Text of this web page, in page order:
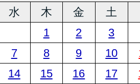
水 木 金 土
1
2
3
7 8 9 10
14 15 16 17